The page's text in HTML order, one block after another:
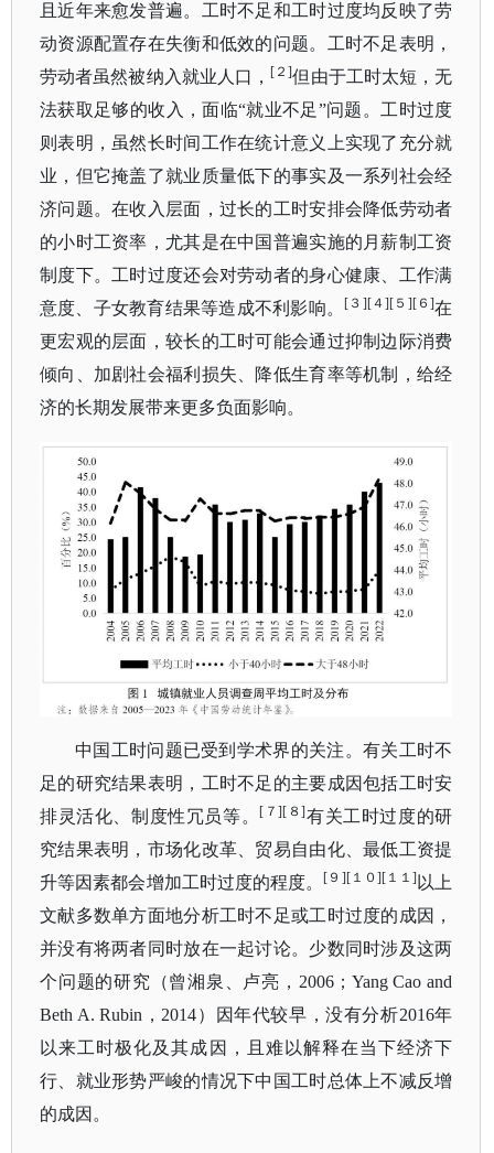
且近年来愈发普遍。工时不足和工时过度均反映了劳
动资源配置存在失衡和低效的问题。工时不足表明，
劳动者虽然被纳入就业人口，[２]但由于工时太短，无
法获取足够的收入，面临“就业不足”问题。工时过度
则表明，虽然长时间工作在统计意义上实现了充分就
业，但它掩盖了就业质量低下的事实及一系列社会经
济问题。在收入层面，过长的工时安排会降低劳动者
的小时工资率，尤其是在中国普遍实施的月薪制工资
制度下。工时过度还会对劳动者的身心健康、工作满
意度、子女教育结果等造成不利影响。[３][４][５][６]在
更宏观的层面，较长的工时可能会通过抑制边际消费
倾向、加剧社会福利损失、降低生育率等机制，给经
济的长期发展带来更多负面影响。
中国工时问题已受到学术界的关注。有关工时不
足的研究结果表明，工时不足的主要成因包括工时安
排灵活化、制度性冗员等。[７][８]有关工时过度的研
究结果表明，市场化改革、贸易自由化、最低工资提
升等因素都会增加工时过度的程度。[９][１０][１１] 以上
文献多数单方面地分析工时不足或工时过度的成因，
并没有将两者同时放在一起讨论。少数同时涉及这两
个问题的研究（曾湘泉、卢亮， 2006；Yang Cao and
Beth A. Rubin，2014）因年代较早，没有分析2016年
以来工时极化及其成因，且难以解释在当下经济下
行、就业形势严峻的情况下中国工时总体上不减反增
的成因。